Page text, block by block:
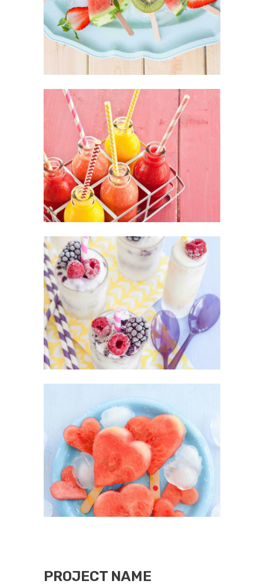
PROJECT NAME